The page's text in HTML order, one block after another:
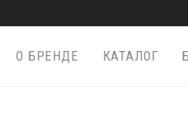
О БРЕНДЕ КАТАЛОГ